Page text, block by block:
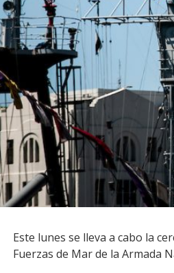
Facebook
Este lunes se lleva a cabo la
Fuerzas de Mar de la Armada